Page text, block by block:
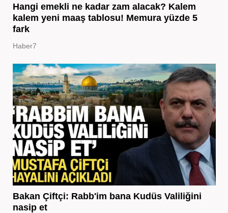
Hangi emekli ne kadar zam alacak? Kalem
kalem yeni maaş tablosu! Memura yüzde 5
fark
Haber7
Bakan Çiftçi: Rabb'im bana Kudüs Valiliğini
nasip et